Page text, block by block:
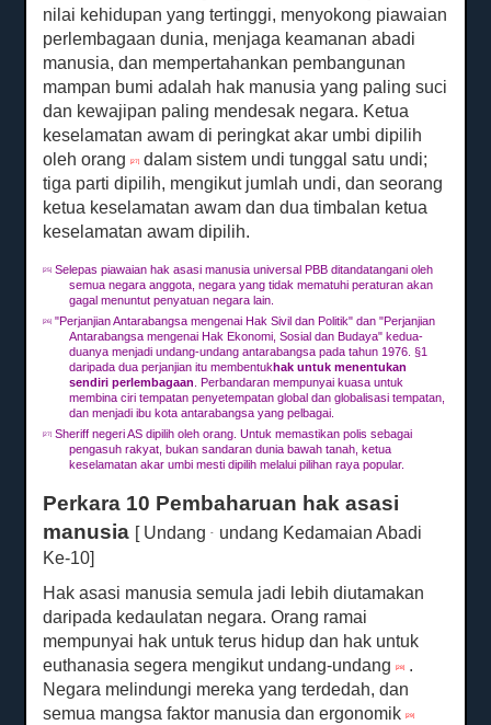
nilai kehidupan yang tertinggi, menyokong piawaian
perlembagaan dunia, menjaga keamanan abadi
manusia, dan mempertahankan pembangunan
mampan bumi adalah hak manusia yang paling suci
dan kewajipan paling mendesak negara. Ketua
keselamatan awam di peringkat akar umbi dipilih
oleh orang[27]
dalam sistem undi tunggal satu undi;
tiga parti dipilih, mengikut jumlah undi, dan seorang
ketua keselamatan awam dan dua timbalan ketua
keselamatan awam dipilih.
[25]
Selepas piawaian hak asasi manusia universal PBB ditandatangani oleh
semua negara anggota, negara yang tidak mematuhi peraturan akan
gagal menuntut penyatuan negara lain.
[26]
"Perjanjian Antarabangsa mengenai Hak Sivil dan Politik" dan "Perjanjian
Antarabangsa mengenai Hak Ekonomi, Sosial dan Budaya" kedua-
duanya menjadi undang-undang antarabangsa pada tahun 1976. §1
daripada dua perjanjian itu membentukhak untuk menentukan
sendiri perlembagaan .Perbandaran mempunyai kuasa untuk
membina ciri tempatan penyetempatan global dan globalisasi tempatan,
dan menjadi ibu kota antarabangsa yang pelbagai.
[27] Sheriff negeri AS dipilih oleh orang.Untuk memastikan polis sebagai
pengasuh rakyat, bukan sandaran dunia bawah tanah, ketua
keselamatan akar umbi mesti dipilih melalui pilihan raya popular.
Perkara 10 Pembaharuan hak asasi
manusia [ Undang-
undang Kedamaian Abadi
Ke-10]
Hak asasi manusia semula jadi lebih diutamakan
daripada kedaulatan negara.Orang ramai
mempunyai hak untuk terus hidup dan hak untuk
euthanasia segera mengikut undang-undang[28]
.
Negara melindungi mereka yang terdedah, dan
semua mangsa faktor manusia dan ergonomik[29]